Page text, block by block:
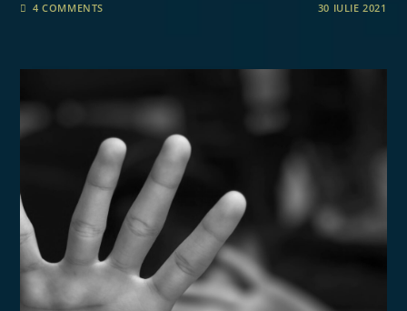
4 COMMENTS 30 IULIE 2021